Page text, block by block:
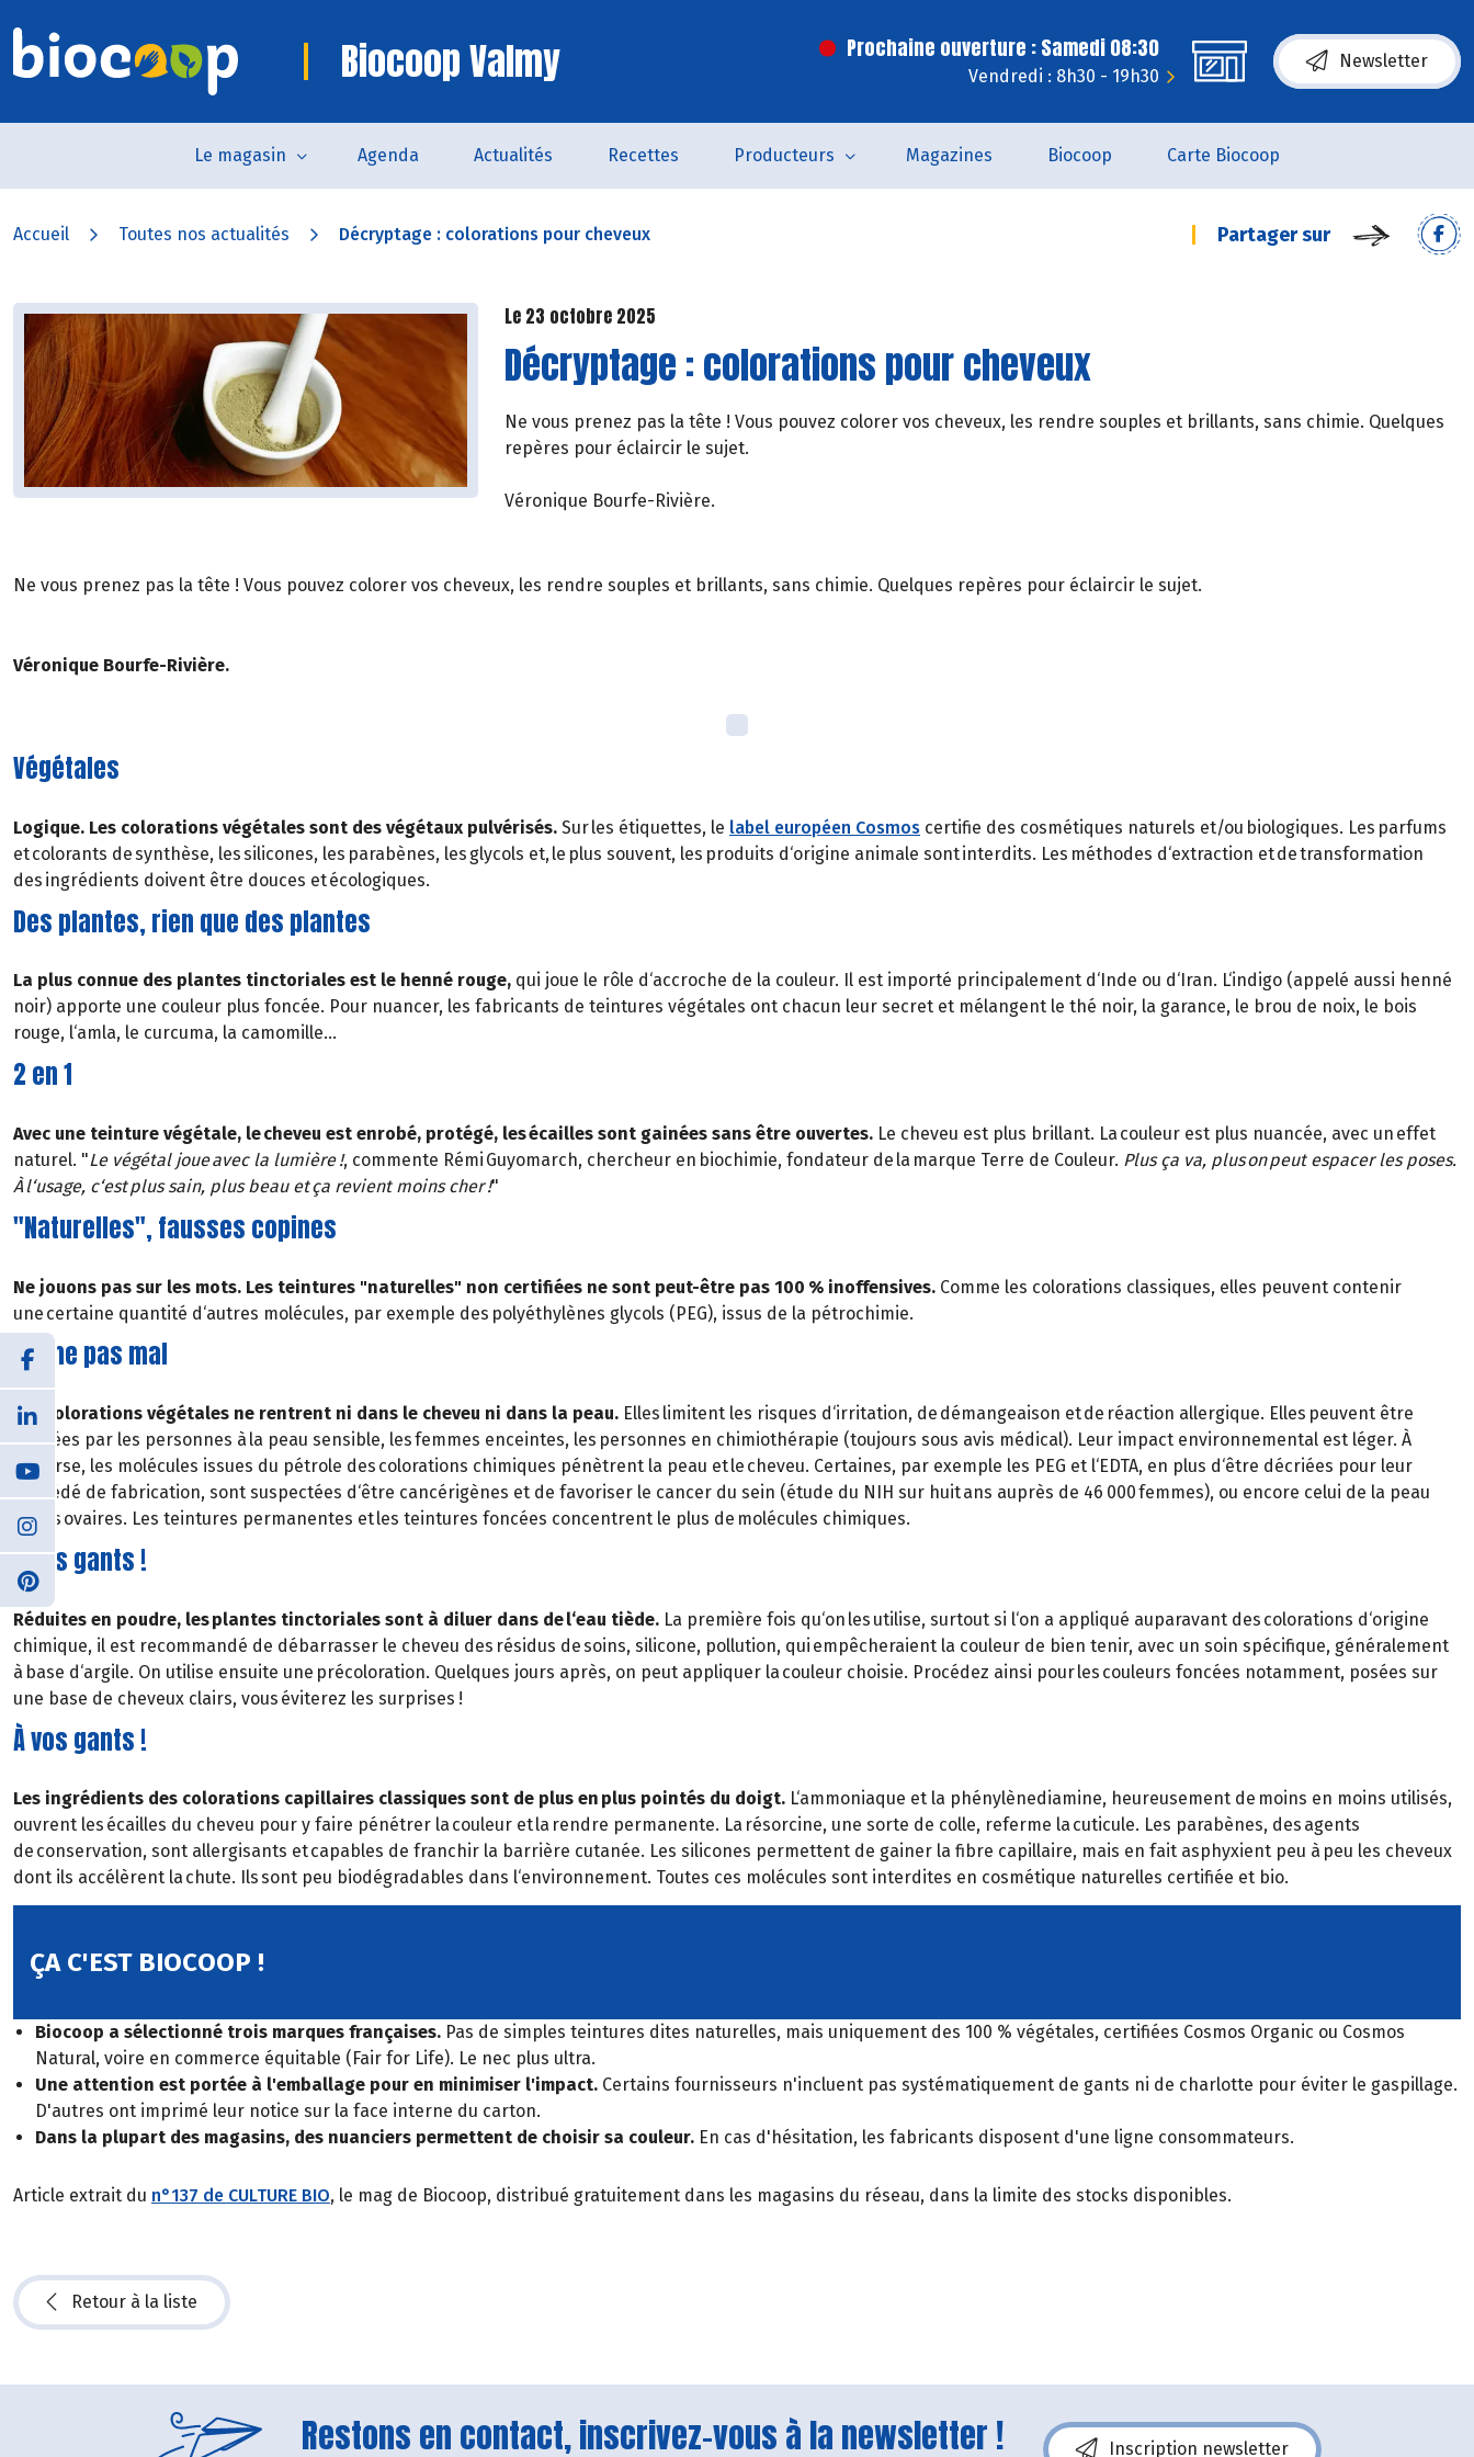
Biocoop Valmy Prochaine ouverture : Samedi 08:30
Vendredi : 8h30 - 19h30
Newsletter
Le magasin Agenda Actualités Recettes Producteurs Magazines Biocoop Carte Biocoop
Accueil Toutes nos actualités Décryptage : colorations pour cheveux Partager sur
Le 23 octobre 2025
Décryptage : colorations pour cheveux
Ne vous prenez pas la tête ! Vous pouvez colorer vos cheveux, les rendre souples et brillants, sans chimie. Quelques
repères pour éclaircir le sujet.
Véronique Bourfe-Rivière.
Ne vous prenez pas la tête ! Vous pouvez colorer vos cheveux, les rendre souples et brillants, sans chimie. Quelques repères pour éclaircir le sujet.
Véronique Bourfe-Rivière.
Végétales
Logique. Les colorations végétales sont des végétaux pulvérisés. Sur les étiquettes, le label européen Cosmos certifie des cosmétiques naturels et/ou biologiques. Les parfums
et colorants de synthèse, les silicones, les parabènes, les glycols et, le plus souvent, les produits d‘origine animale sont interdits. Les méthodes d‘extraction et de transformation
des ingrédients doivent être douces et écologiques.
Des plantes, rien que des plantes
La plus connue des plantes tinctoriales est le henné rouge, qui joue le rôle d‘accroche de la couleur. Il est importé principalement d‘Inde ou d‘Iran. L‘indigo (appelé aussi henné
noir) apporte une couleur plus foncée. Pour nuancer, les fabricants de teintures végétales ont chacun leur secret et mélangent le thé noir, la garance, le brou de noix, le bois
rouge, l‘amla, le curcuma, la camomille…
2 en 1
Avec une teinture végétale, le cheveu est enrobé, protégé, les écailles sont gainées sans être ouvertes. Le cheveu est plus brillant. La couleur est plus nuancée, avec un effet
naturel. "Le végétal joue avec la lumière !, commente Rémi Guyomarch, chercheur en biochimie, fondateur de la marque Terre de Couleur. Plus ça va, plus on peut espacer les poses.
À l‘usage, c‘est plus sain, plus beau et ça revient moins cher !"
"Naturelles", fausses copines
Ne jouons pas sur les mots. Les teintures "naturelles" non certifiées ne sont peut-être pas 100 % inoffensives. Comme les colorations classiques, elles peuvent contenir
une certaine quantité d‘autres molécules, par exemple des polyéthylènes glycols (PEG), issus de la pétrochimie.
Même pas mal
Les colorations végétales ne rentrent ni dans le cheveu ni dans la peau. Elles limitent les risques d‘irritation, de démangeaison et de réaction allergique. Elles peuvent être
utilisées par les personnes à la peau sensible, les femmes enceintes, les personnes en chimiothérapie (toujours sous avis médical). Leur impact environnemental est léger. À
l‘inverse, les molécules issues du pétrole des colorations chimiques pénètrent la peau et le cheveu. Certaines, par exemple les PEG et l‘EDTA, en plus d‘être décriées pour leur
procédé de fabrication, sont suspectées d‘être cancérigènes et de favoriser le cancer du sein (étude du NIH sur huit ans auprès de 46 000 femmes), ou encore celui de la peau
et des ovaires. Les teintures permanentes et les teintures foncées concentrent le plus de molécules chimiques.
À vos gants !
Réduites en poudre, les plantes tinctoriales sont à diluer dans de l‘eau tiède. La première fois qu‘on les utilise, surtout si l‘on a appliqué auparavant des colorations d‘origine
chimique, il est recommandé de débarrasser le cheveu des résidus de soins, silicone, pollution, qui empêcheraient la couleur de bien tenir, avec un soin spécifique, généralement
à base d‘argile. On utilise ensuite une précoloration. Quelques jours après, on peut appliquer la couleur choisie. Procédez ainsi pour les couleurs foncées notamment, posées sur
une base de cheveux clairs, vous éviterez les surprises !
À vos gants !
Les ingrédients des colorations capillaires classiques sont de plus en plus pointés du doigt. L‘ammoniaque et la phénylènediamine, heureusement de moins en moins utilisés,
ouvrent les écailles du cheveu pour y faire pénétrer la couleur et la rendre permanente. La résorcine, une sorte de colle, referme la cuticule. Les parabènes, des agents
de conservation, sont allergisants et capables de franchir la barrière cutanée. Les silicones permettent de gainer la fibre capillaire, mais en fait asphyxient peu à peu les cheveux
dont ils accélèrent la chute. Ils sont peu biodégradables dans l‘environnement. Toutes ces molécules sont interdites en cosmétique naturelles certifiée et bio.
ÇA C'EST BIOCOOP !
Biocoop a sélectionné trois marques françaises. Pas de simples teintures dites naturelles, mais uniquement des 100 % végétales, certifiées Cosmos Organic ou Cosmos
Natural, voire en commerce équitable (Fair for Life). Le nec plus ultra.
Une attention est portée à l'emballage pour en minimiser l'impact. Certains fournisseurs n'incluent pas systématiquement de gants ni de charlotte pour éviter le gaspillage.
D'autres ont imprimé leur notice sur la face interne du carton.
Dans la plupart des magasins, des nuanciers permettent de choisir sa couleur. En cas d'hésitation, les fabricants disposent d'une ligne consommateurs.
Article extrait du n°137 de CULTURE BIO, le mag de Biocoop, distribué gratuitement dans les magasins du réseau, dans la limite des stocks disponibles.
Retour à la liste
Restons en contact, inscrivez-vous à la newsletter ! Inscription newsletter